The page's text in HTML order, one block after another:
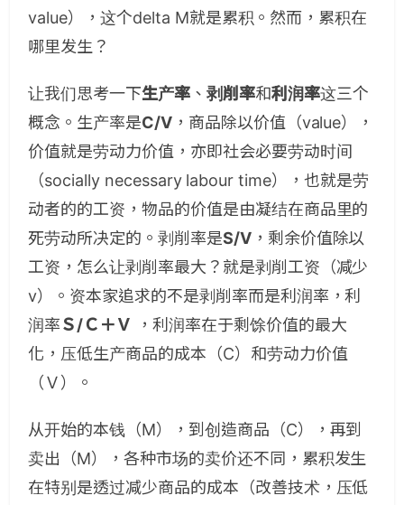
value），这个delta M就是累积。然而，累积在
哪里发生？
让我们思考一下生产率、 剥削率和利润率这三个
概念。生产率是C/V，商品除以价值（value），
价值就是劳动力价值，亦即社会必要劳动时间
（socially necessary labour time），也就是劳
动者的的工资，物品的价值是由凝结在商品里的
死劳动所决定的。剥削率是S/V，剩余价值除以
工资，怎么让剥削率最大？就是剥削工资（减少
v）。资本家追求的不是剥削率而是利润率，利
润率Ｓ/Ｃ＋Ｖ ，利润率在于剩馀价值的最大
化，压低生产商品的成本（C）和劳动力价值
（Ｖ）。
从开始的本钱（M），到创造商品（C），再到
卖出（M），各种市场的卖价还不同，累积发生
在特别是透过减少商品的成本（改善技术，压低